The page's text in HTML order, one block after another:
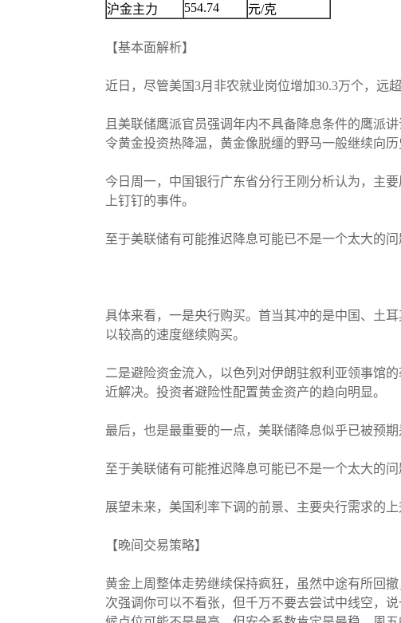
沪金主力
554.74 元/克
【基本面解析】
近日，尽管美国3月非农就业岗位增加30.3万个，远
且美联储鹰派官员强调年内不具备降息条件的鹰派
令黄金投资热降温，黄金像脱缰的野马一般继续向历
今日周一，中国银行广东省分行王刚分析认为，主
上钉钉的事件。
至于美联储有可能推迟降息可能已不是一个太大的
具体来看，一是央行购买。首当其冲的是中国、土
以较高的速度继续购买。
二是避险资金流入，以色列对伊朗驻叙利亚领事馆
近解决。投资者避险性配置黄金资产的趋向明显。
最后，也是最重要的一点，美联储降息似乎已被预期
至于美联储有可能推迟降息可能已不是一个太大的
展望未来，美国利率下调的前景、主要央行需求的
【晚间交易策略】
黄金上周整体走势继续保持疯狂，虽然中途有所回
次强调你可以不看张，但千万不要去尝试中线空，